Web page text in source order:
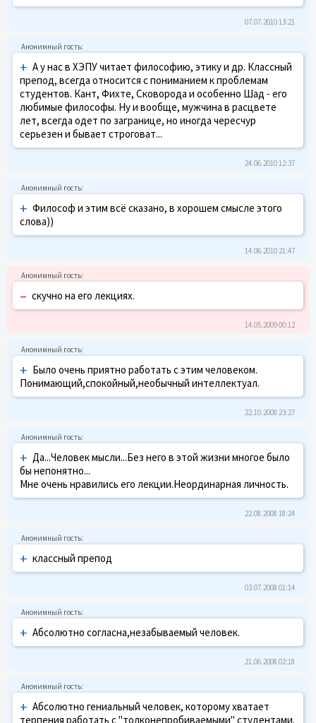
07.07.2010 13:21
+ А у нас в ХЭПУ читает философию, этику и др. Классный
препод, всегда относится с пониманием к проблемам
студентов. Кант, Фихте, Сковорода и особенно Шад - его
любимые философы. Ну и вообще, мужчина в расцвете
лет, всегда одет по загранице, но иногда чересчур
серьезен и бывает строговат...
24.06.2010 12:37
+ Философ и этим всё сказано, в хорошем смысле этого
слова))
14.06.2010 21:47
– скучно на его лекциях.
14.05.2009 00:12
+ Было очень приятно работать с этим человеком.
Понимающий,спокойный,необычный интеллектуал.
22.10.2008 23:27
+ Да...Человек мысли...Без него в этой жизни многое было
бы непонятно...
Мне очень нравились его лекции.Неординарная личность.
22.08.2008 18:24
+ классный препод
03.07.2008 01:14
+ Абсолютно согласна,незабываемый человек.
21.06.2008 02:18
+ Абсолютно гениальный человек, которому хватает
терпения работать с "толконепробиваемыми" студентами.